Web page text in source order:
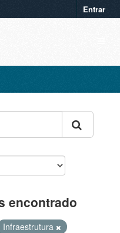
Entrar
encontrado
Infraestrutura